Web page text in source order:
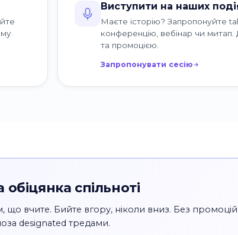
Виступити на наших
Маєте історію? Запропонуйте
конференцію, вебінар чи
та промоцією.
Запропонувати сесію
спільноті
що вчите. Бийте вгору, ніколи вниз. Без промоцій
designated тредами.